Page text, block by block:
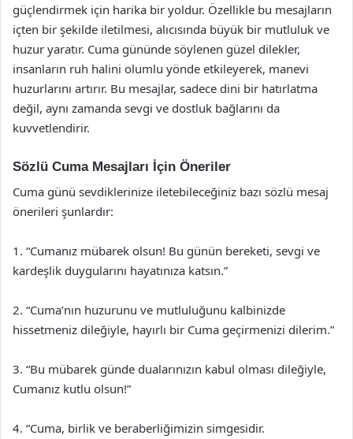
güçlendirmek için harika bir yoldur. Özellikle bu mesajların
içten bir şekilde iletilmesi, alıcısında büyük bir mutluluk ve
huzur yaratır. Cuma gününde söylenen güzel dilekler,
insanların ruh halini olumlu yönde etkileyerek, manevi
huzurlarını artırır. Bu mesajlar, sadece dini bir hatırlatma
değil, aynı zamanda sevgi ve dostluk bağlarını da
kuvvetlendirir.
Sözlü Cuma Mesajları İçin Öneriler
Cuma günü sevdiklerinize iletebileceğiniz bazı sözlü mesaj
önerileri şunlardır:
1. “Cumanız mübarek olsun! Bu günün bereketi, sevgi ve
kardeşlik duygularını hayatınıza katsın.”
2. “Cuma’nın huzurunu ve mutluluğunu kalbinizde
hissetmeniz dileğiyle, hayırlı bir Cuma geçirmenizi dilerim.”
3. “Bu mübarek günde dualarınızın kabul olması dileğiyle,
Cumanız kutlu olsun!”
4. “Cuma, birlik ve beraberliğimizin simgesidir.